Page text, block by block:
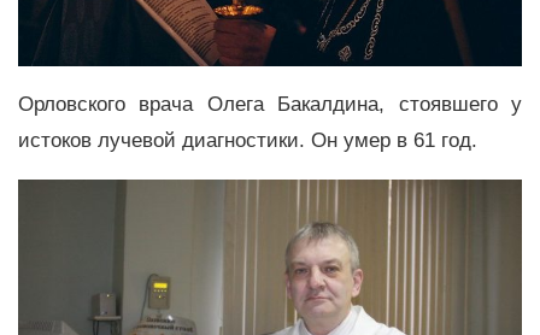
Орловского врача Олега Бакалдина, стоявшего у
истоков лучевой диагностики. Он умер в 61 год.